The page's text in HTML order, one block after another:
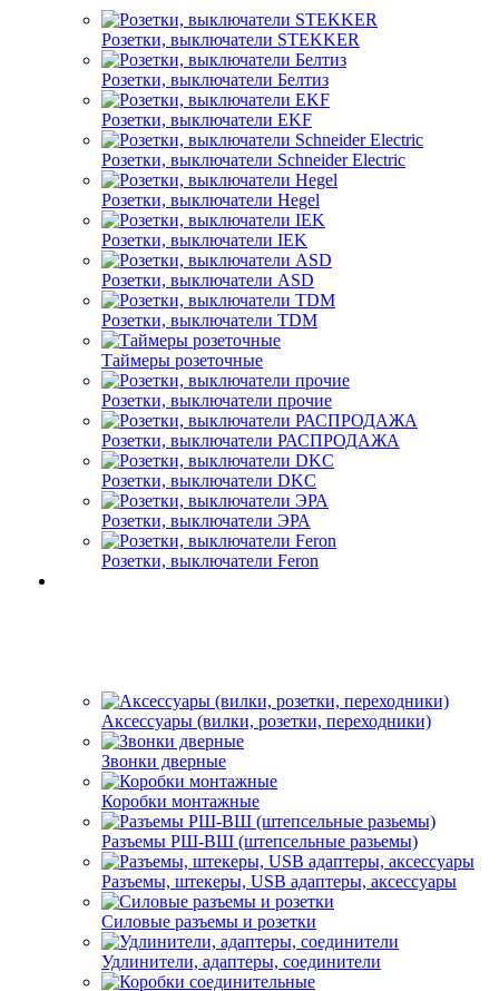
Розетки, выключатели STEKKER
Розетки, выключатели Белтиз
Розетки, выключатели EKF
Розетки, выключатели Schneider Electric
Розетки, выключатели Hegel
Розетки, выключатели IEK
Розетки, выключатели ASD
Розетки, выключатели TDM
Таймеры розеточные
Розетки, выключатели прочие
Розетки, выключатели РАСПРОДАЖА
Розетки, выключатели DKC
Розетки, выключатели ЭРА
Розетки, выключатели Feron
Аксессуары (вилки, розетки, переходники)
Звонки дверные
Коробки монтажные
Разъемы РШ-ВШ (штепсельные разьемы)
Разъемы, штекеры, USB адаптеры, аксессуары
Силовые разъемы и розетки
Удлинители, адаптеры, соединители